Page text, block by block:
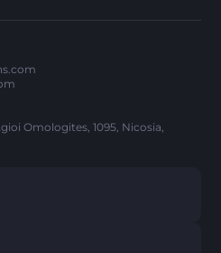
Omologites, 1095, Nicosia,